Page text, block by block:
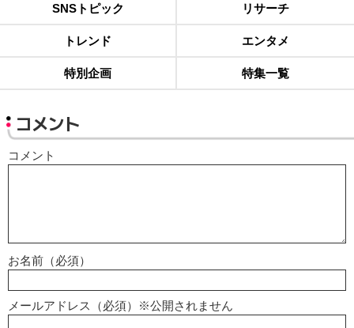
SNSトピック リサーチ
トレンド エンタメ
特別企画 特集一覧
コメント
コメント
お名前（必須）
メールアドレス（必須）※公開されません